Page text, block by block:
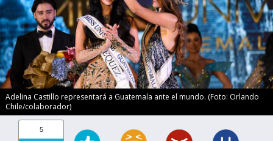
Adelina Castillo representará a Guatemala ante el mundo. (Foto: Orlando
Chile/colaborador)
5